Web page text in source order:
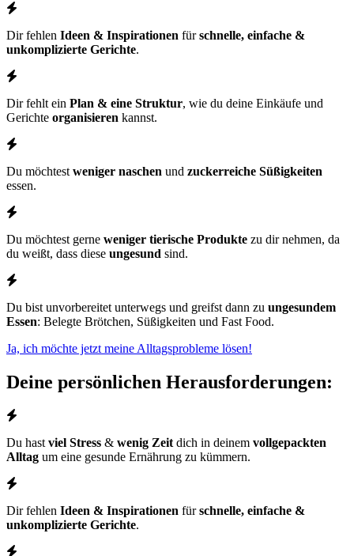
Dir fehlen Ideen & Inspirationen fürschnelle, einfache &
unkomplizierte Gerichte.
Dir fehlt ein Plan & eine Struktur, wie du deine Einkäufe und
Gerichte organisieren kannst.
Du möchtestweniger naschen und zuckerreiche Süßigkeiten
essen.
Du möchtest gerne weniger tierische Produkte zu dir nehmen, da
du weißt, dass diese ungesund sind.
Du bist unvorbereitet unterwegs und greifst dann zu ungesundem
Essen: Belegte Brötchen, Süßigkeiten und Fast Food.
Ja, ich möchte jetzt meine Alltagsprobleme lösen!
Deine persönlichen Herausforderungen:
Du hast viel Stress & wenig Zeit dich in deinem vollgepackten
Alltag um eine gesunde Ernährung zu kümmern.
Dir fehlen Ideen & Inspirationen fürschnelle, einfache &
unkomplizierte Gerichte.